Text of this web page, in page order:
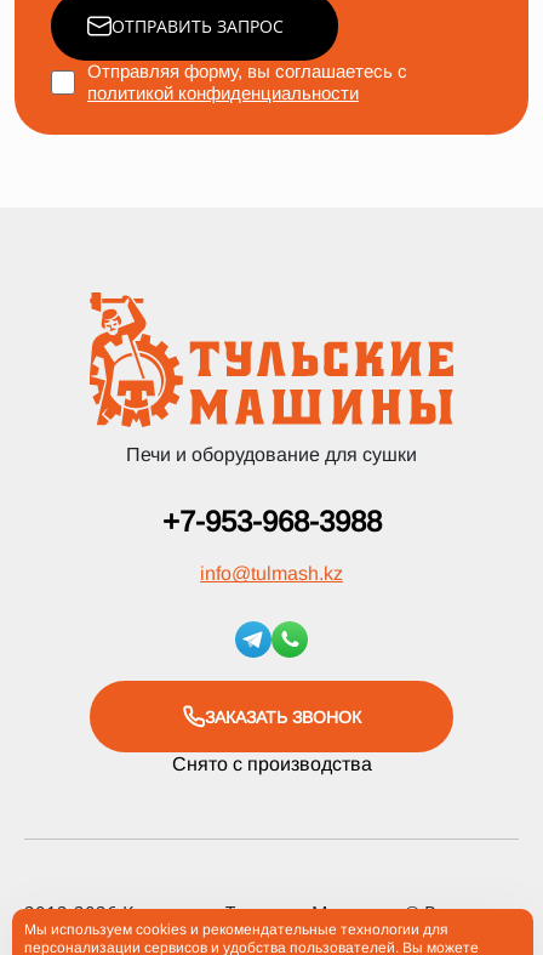
ОТПРАВИТЬ ЗАПРОС
Отправляя форму, вы соглашаетесь с
политикой конфиденциальности
Печи и оборудование для сушки
+7-953-968-3988
info@tulmash.kz
ЗАКАЗАТЬ ЗВОНОК
Снято с производства
2012-2026 Компания «Тульские Машины» ® Все права
защищены
Мы используем cookies и рекомендательные технологии для
персонализации сервисов и удобства пользователей. Вы можете